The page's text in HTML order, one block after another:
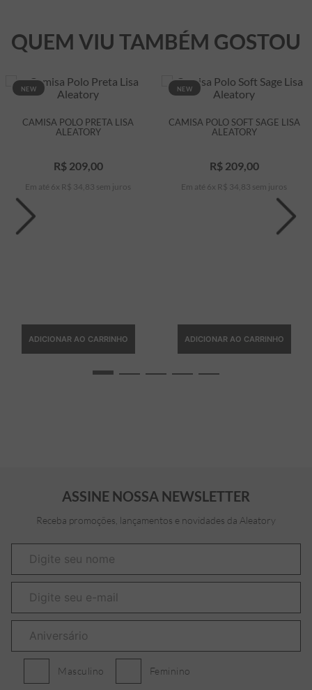
QUEM VIU TAMBÉM GOSTOU
NEW
CAMISA POLO PRETA LISA
ALEATORY
R$ 209,00
Em até 6 x R$ 34 83 sem juros
ADICIONAR AO CARRINHO
NEW
CAMISA POLO SOFT SAGE LISA
ALEATORY
R$ 209,00
Em até 6 x R$ 34 83 sem juros
ADICIONAR AO CARRINHO
ASSINE NOSSA NEWSLETTER
Receba promoções, lançamentos e novidades da Aleatory
Masculino Feminino